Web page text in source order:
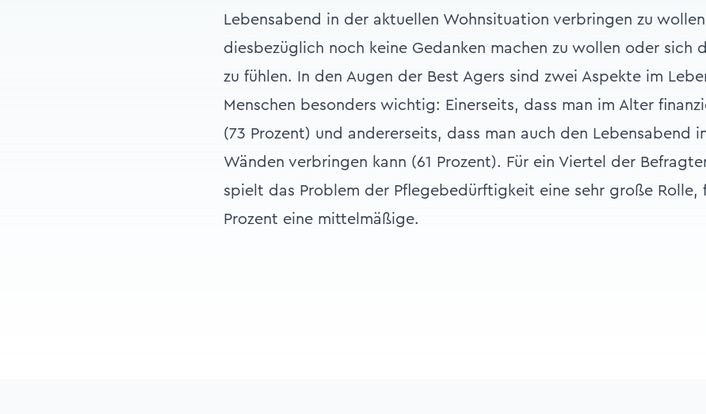
Lebensabend in der aktuellen Wohnsituation verbringen zu
diesbezüglich noch keine Gedanken machen zu wollen oder sich
zu fühlen. In den Augen der Best Agers sind zwei Aspekte im
Menschen besonders wichtig: Einerseits, dass man im Alter
(73 Prozent) und andererseits, dass man auch den Lebensabend
Wänden verbringen kann (61 Prozent). Für ein Viertel der
spielt das Problem der Pflegebedürftigkeit eine sehr große Rolle,
Prozent eine mittelmäßige.